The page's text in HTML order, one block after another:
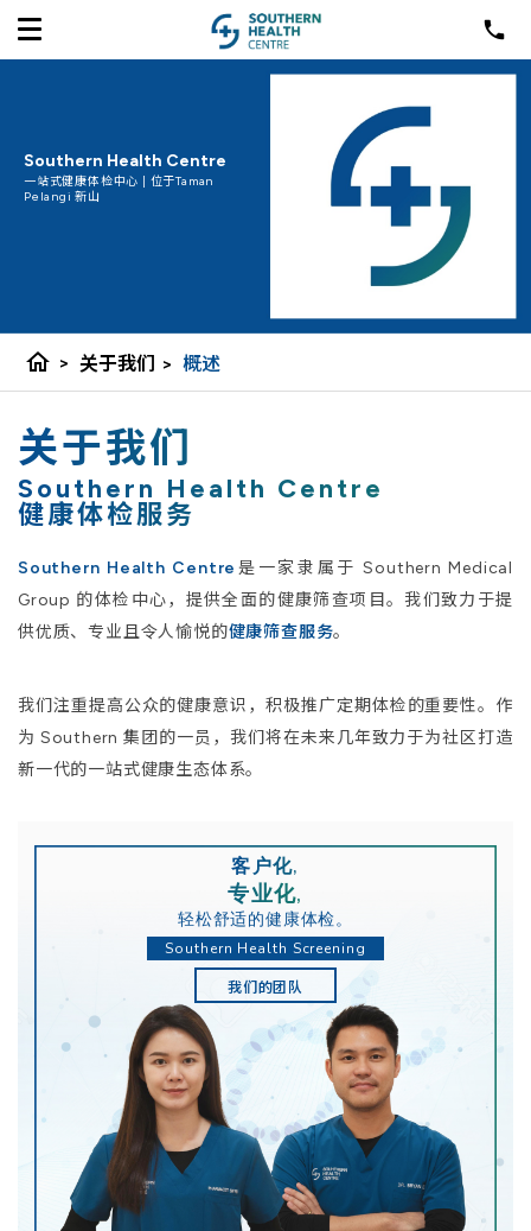
Southern Health Centre
一站式健康体检中心 | 位于Taman
Pelangi 新山
home > 关于我们 > 概述
关于我们
Southern Health Centre
健康体检服务
Southern Health Centre 是一家隶属于 Southern Medical
Group 的体检中心，提供全面的健康筛查项目。我们致力于提
供优质、专业且令人愉悦的健康筛查服务。
我们注重提高公众的健康意识，积极推广定期体检的重要性。作
为 Southern 集团的一员，我们将在未来几年致力于为社区打造
新一代的一站式健康生态体系。
客户化,
专业化,
轻松舒适的健康体检。
Southern Health Screening
我们的团队